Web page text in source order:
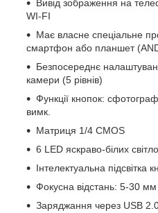
Вивід зображення на
WI-FI
Має власне спеціальне
смартфон або планшет
Безпосереднє
камери (5 рівнів)
Функції кнопок:
вимк.
Матриця 1/4 CMOS
6 LED яскраво-білих
Інтелектуальна підсвітка
Фокусна відстань: 5-30 мм
Заряджання через USB